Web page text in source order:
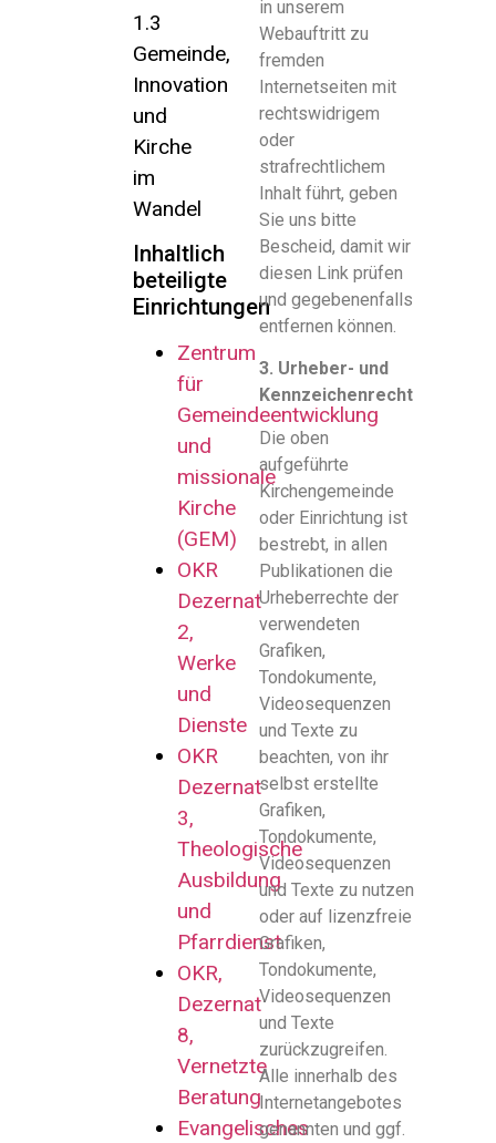
1.3
Gemeinde,
Innovation
und
Kirche
im
Wandel
Inhaltlich
beteiligte
Einrichtungen
Zentrum
für
Gemeindeentwicklung
und
missionale
Kirche
(GEM)
OKR
Dezernat
2,
Werke
und
Dienste
OKR
Dezernat
3,
Theologische
Ausbildung
und
Pfarrdienst
OKR,
Dezernat
8,
Vernetzte
Beratung
Evangelisches
in unserem
Webauftritt zu
fremden
Internetseiten mit
rechtswidrigem
oder
strafrechtlichem
Inhalt führt, geben
Sie uns bitte
Bescheid, damit wir
diesen Link prüfen
und gegebenenfalls
entfernen können.
3. Urheber- und
Kennzeichenrecht
Die oben
aufgeführte
Kirchengemeinde
oder Einrichtung ist
bestrebt, in allen
Publikationen die
Urheberrechte der
verwendeten
Grafiken,
Tondokumente,
Videosequenzen
und Texte zu
beachten, von ihr
selbst erstellte
Grafiken,
Tondokumente,
Videosequenzen
und Texte zu nutzen
oder auf lizenzfreie
Grafiken,
Tondokumente,
Videosequenzen
und Texte
zurückzugreifen.
Alle innerhalb des
Internetangebotes
genannten und ggf.